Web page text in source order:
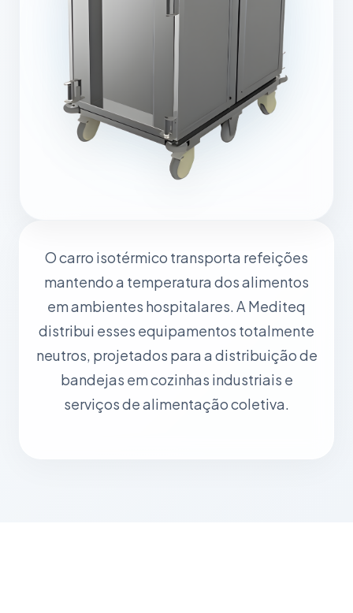
O carro isotérmico transporta refeições
mantendo a temperatura dos alimentos
em ambientes hospitalares. A Mediteq
distribui esses equipamentos totalmente
neutros, projetados para a distribuição de
bandejas em cozinhas industriais e
serviços de alimentação coletiva.